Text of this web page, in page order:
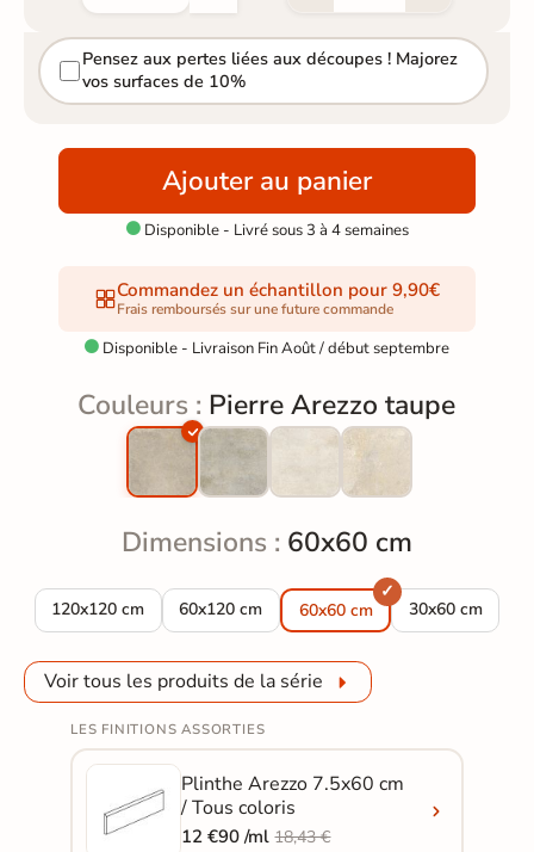
Pensez aux pertes liées aux découpes ! Majorez
vos surfaces de 10%
Ajouter au panier
Disponible - Livré sous 3 à 4 semaines
Commandez un échantillon pour 9,90€
Frais remboursés sur une future commande
 Disponible - Livraison Fin Août / début septembre
Couleurs : Pierre Arezzo taupe
Dimensions : 60x60 cm
120x120 cm
Carrelage sol effet pierre Arezzo taupe 120x120 cm
60x120 cm
Carrelage sol effet pierre Arezzo taupe
60x60 cm 30x60 cm
Carrelage sol
Voir tous les produits de la série
LES FINITIONS ASSORTIES
Plinthe Arezzo 7.5x60 cm
/ Tous coloris
12 €90 /ml18,43 €